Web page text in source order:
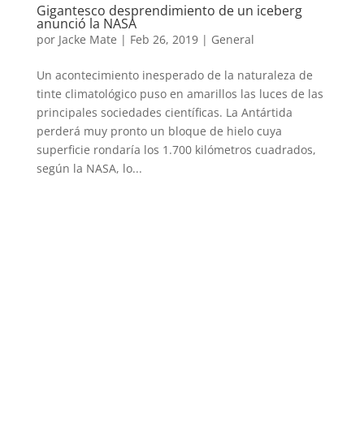
Gigantesco desprendimiento de un iceberg
anunció la NASA
por Jacke Mate | Feb 26, 2019| General
Un acontecimiento inesperado de la naturaleza de
tinte climatológico puso en amarillos las luces de las
principales sociedades científicas. La Antártida
perderá muy pronto un bloque de hielo cuya
superficie rondaría los 1.700 kilómetros cuadrados,
según la NASA, lo...